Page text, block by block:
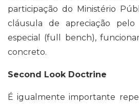
participação do Ministério
cláusula de apreciação
especial (full bench),
concreto.
Second Look Doctrine
É igualmente importante